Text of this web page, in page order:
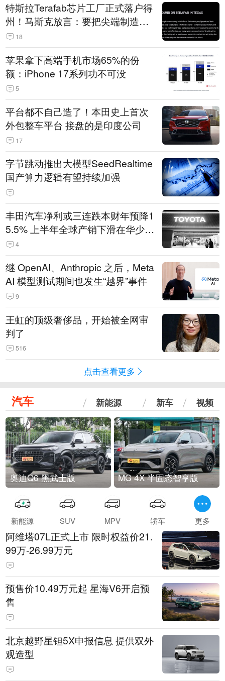
特斯拉Terafab芯片工厂正式落户得
州！马斯克放言：要把尖端制造带
回美国
18
苹果拿下高端手机市场65%的份
额：iPhone 17系列功不可没
5
平台都不自己造了！本田史上首次
外包整车平台 接盘的是印度公司
17
字节跳动推出大模型SeedRealtime
国产算力逻辑有望持续加强
丰田汽车净利或三连跌本财年预降1
5.5% 上半年全球产销下滑在华少卖
14.3万辆
4
继 OpenAI、Anthropic 之后，Meta
AI 模型测试期间也发生“越界”事件
9
王虹的顶级奢侈品，开始被全网审
判了
516
点击查看更多
汽车 新能源 新车 视频
奥迪Q6 黑武士版 MG 4X 半固态智享版
新能源 SUV MPV 轿车 更多
阿维塔07L正式上市 限时权益价21.
99万-26.99万元
预售价10.49万元起 星海V6开启预
售
北京越野星钽5X申报信息 提供双外
观造型